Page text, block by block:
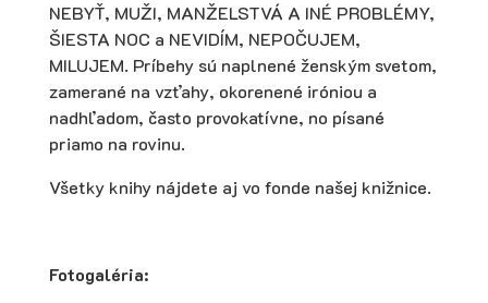
NEBYŤ, MUŽI, MANŽELSTVÁ A INÉ PROBLÉMY,
ŠIESTA NOC a NEVIDÍM, NEPOČUJEM,
MILUJEM. Príbehy sú naplnené ženským svetom,
zamerané na vzťahy, okorenené iróniou a
nadhľadom, často provokatívne, no písané
priamo na rovinu.
Všetky knihy nájdete aj vo fonde našej knižnice.
Fotogaléria: